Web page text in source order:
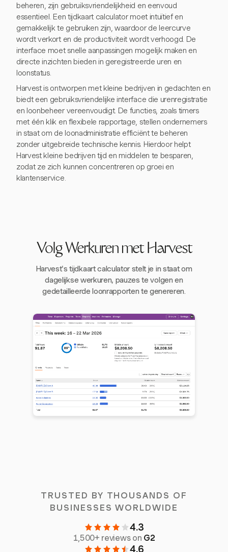
beheren, zijn gebruiksvriendelijkheid en eenvoud
essentieel. Een tijdkaart calculator moet intuïtief en
gemakkelijk te gebruiken zijn, waardoor de leercurve
wordt verkort en de productiviteit wordt verhoogd. De
interface moet snelle aanpassingen mogelijk maken en
directe inzichten bieden in geregistreerde uren en
loonstatus.
Harvest is ontworpen met kleine bedrijven in gedachten en
biedt een gebruiksvriendelijke interface die urenregistratie
en loonbeheer vereenvoudigt. De functies, zoals timers
met één klik en flexibele rapportage, stellen ondernemers
in staat om de loonadministratie efficiënt te beheren
zonder uitgebreide technische kennis. Hierdoor helpt
Harvest kleine bedrijven tijd en middelen te besparen,
zodat ze zich kunnen concentreren op groei en
klantenservice.
Volg Werkuren met Harvest
Harvest's tijdkaart calculator stelt je in staat om
dagelijkse werkuren, pauzes te volgen en
gedetailleerde loonrapporten te genereren.
TRUSTED BY THOUSANDS OF
BUSINESSES WORLDWIDE
4.3
1,500+ reviews on G2
4.6